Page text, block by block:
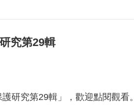
究第29輯
研究第29輯」，歡迎點閱觀看。